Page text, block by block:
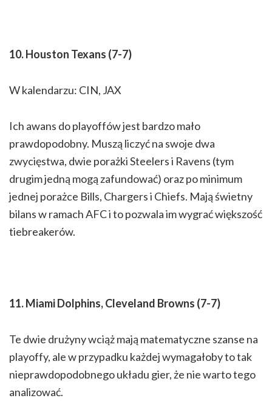
10. Houston Texans (7-7)
W kalendarzu: CIN, JAX
Ich awans do playoffów jest bardzo mało
prawdopodobny. Muszą liczyć na swoje dwa
zwycięstwa, dwie porażki Steelers i Ravens (tym
drugim jedną mogą zafundować) oraz po minimum
jednej porażce Bills, Chargers i Chiefs. Mają świetny
bilans w ramach AFC i to pozwala im wygrać większość
tiebreakerów.
11. Miami Dolphins, Cleveland Browns (7-7)
Te dwie drużyny wciąż mają matematyczne szanse na
playoffy, ale w przypadku każdej wymagałoby to tak
nieprawdopodobnego układu gier, że nie warto tego
analizować.